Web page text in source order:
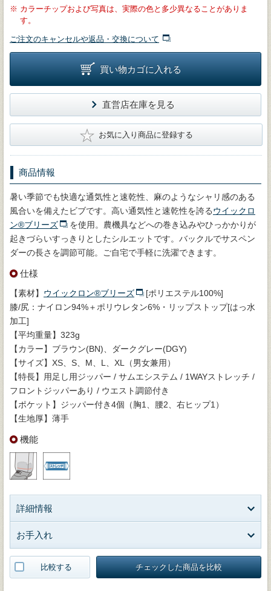
※ カラーチップおよび写真は、実際の色と多少異なることがありま
す。
ご注文のキャンセルや返品・交換について
買い物カゴに入れる
直営店在庫を見る
★ お気に入り商品に登録する
商品情報
暑い季節でも快適な通気性と速乾性、麻のようなシャリ感のある
風合いを備えたビブです。高い通気性と速乾性を誇るウイックロ
ン®ブリーズ
を使用。農機具などへの巻き込みやひっかかりが
起きづらいすっきりとしたシルエットです。バックルでサスペン
ダーの長さを調節可能。ご自宅で手軽に洗濯できます。
仕様
【素材】 ウイックロン®ブリーズ
[ポリエステル100%]
膝/尻：ナイロン94%＋ポリウレタン6%・リップストップ[はっ水
加工]
【平均重量】323g
【カラー】ブラウン(BN)、ダークグレー(DGY)
【サイズ】XS、S、M、L、XL（男女兼用）
【特長】用足し用ジッパー / サムエシステム / 1WAYストレッチ /
フロントジッパーあり / ウエスト調節付き
【ポケット】ジッパー付き4個（胸1、腰2、右ヒップ1）
【生地厚】薄手
機能
詳細情報
お手入れ
比較する チェックした商品を比較